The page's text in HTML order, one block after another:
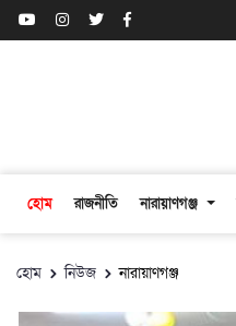
হোম রাজনীতি নারায়াণগঞ্জ
হোম নিউজ নারায়াণগঞ্জ